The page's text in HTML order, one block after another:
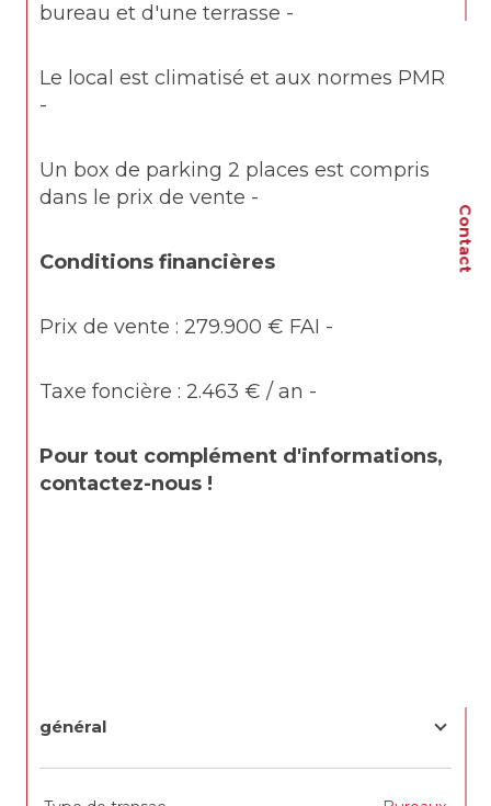
Contact
bureau et d'une terrasse -
Le local est climatisé et aux normes PMR
-
Un box de parking 2 places est compris
dans le prix de vente -
Conditions financières
Prix de vente : 279.900 € FAI -
Taxe foncière : 2.463 € / an -
Pour tout complément d'informations,
contactez-nous !
général